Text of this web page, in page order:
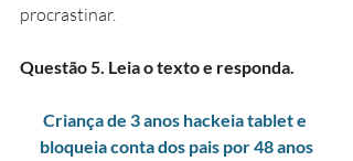
procrastinar.
Questão 5. Leia o texto e responda.
Criança de 3 anos hackeia tablet e
bloqueia conta dos pais por 48 anos